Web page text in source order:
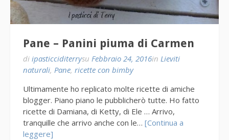
Pane – Panini piuma di Carmen
di ipasticciditerrysu Febbraio 24, 2016in Lieviti
naturali, Pane, ricette con bimby
Ultimamente ho replicato molte ricette di amiche
blogger. Piano piano le pubblicherò tutte. Ho fatto
ricette di Damiana, di Ketty, di Ele … Arrivo,
tranquille che arrivo anche con le… [Continua a
leggere]